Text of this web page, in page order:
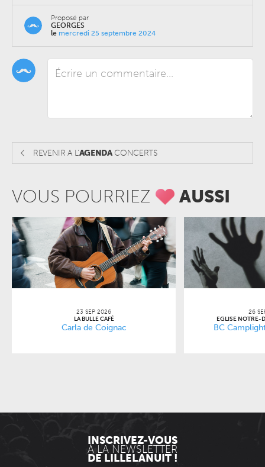
Proposé par
GEORGES
le mercredi 25 septembre 2024
REVENIR A L'AGENDACONCERTS
VOUS POURRIEZ AUSSI
23 SEP 2026
LA BULLE CAFÉ
Carla de Coignac
26
EGLISE NOTRE-
BC
INSCRIVEZ-VOUS
À LA NEWSLETTER
DE LILLELANUIT !